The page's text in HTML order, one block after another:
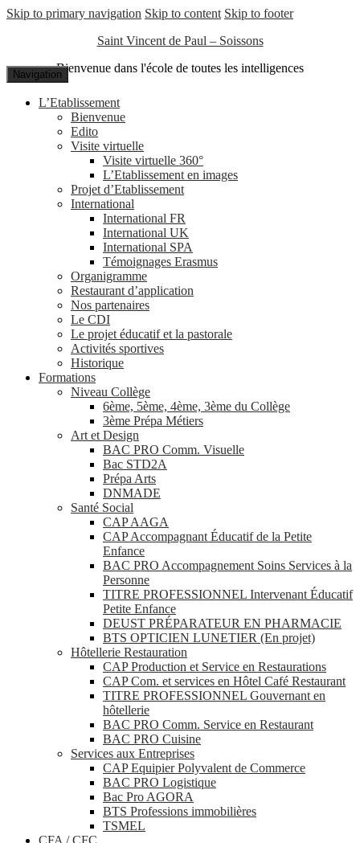
Skip to primary navigation Skip to content Skip to footer
Saint Vincent de Paul – Soissons
Bienvenue dans l'école de toutes les intelligences
Navigation
L’Etablissement
Bienvenue
Edito
Visite virtuelle
Visite virtuelle 360°
L’Etablissement en images
Projet d’Etablissement
International
International FR
International UK
International SPA
Témoignages Erasmus
Organigramme
Restaurant d’application
Nos partenaires
Le CDI
Le projet éducatif et la pastorale
Activités sportives
Historique
Formations
Niveau Collège
6ème, 5ème, 4ème, 3ème du Collège
3ème Prépa Métiers
Art et Design
BAC PRO Comm. Visuelle
Bac STD2A
Prépa Arts
DNMADE
Santé Social
CAP AAGA
CAP Accompagnant Éducatif de la Petite
Enfance
BAC PRO Accompagnement Soins Services à la
Personne
TITRE PROFESSIONNEL Intervenant Éducatif
Petite Enfance
DEUST PRÉPARATEUR EN PHARMACIE
BTS OPTICIEN LUNETIER (En projet)
Hôtellerie Restauration
CAP Production et Service en Restaurations
CAP Com. et services en Hôtel Café Restaurant
TITRE PROFESSIONNEL Gouvernant en
hôtellerie
BAC PRO Comm. Service en Restaurant
BAC PRO Cuisine
Services aux Entreprises
CAP Equipier Polyvalent de Commerce
BAC PRO Logistique
Bac Pro AGORA
BTS Professions immobilières
TSMEL
CFA / CFC